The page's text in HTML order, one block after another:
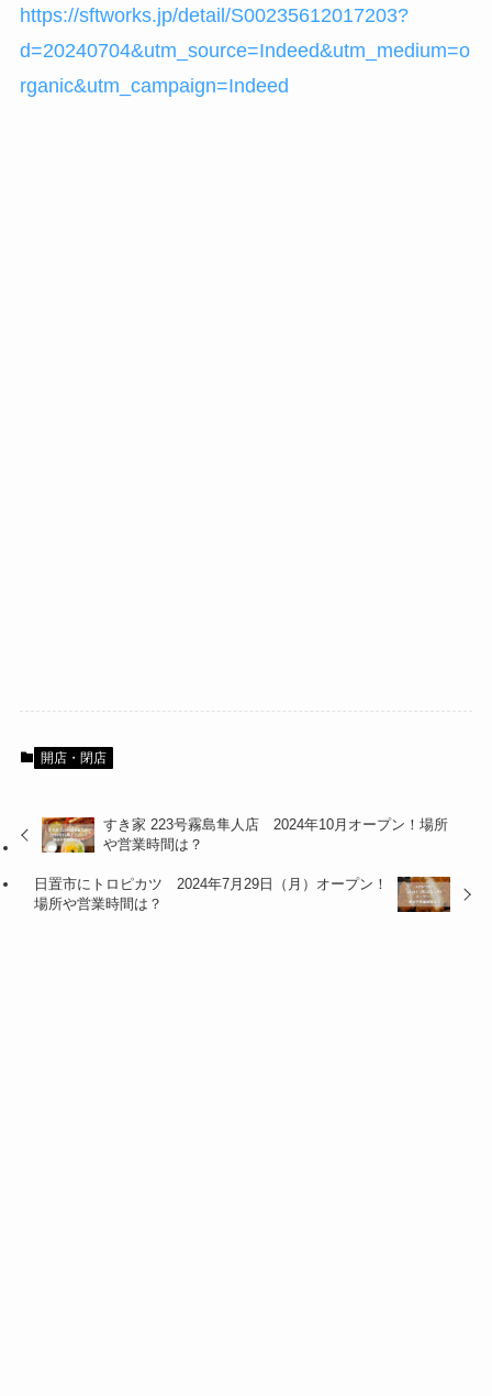
https://sftworks.jp/detail/S00235612017203?
d=20240704&utm_source=Indeed&utm_medium=o
rganic&utm_campaign=Indeed
開店・閉店
すき家 223号霧島隼人店 2024年10月オープン！場所
や営業時間は？
日置市にトロピカツ 2024年7月29日（月）オープン！
場所や営業時間は？